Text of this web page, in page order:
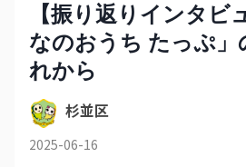
【振り返りインタビ
なのおうち たっぷ」
れから
杉並区
2025-06-16